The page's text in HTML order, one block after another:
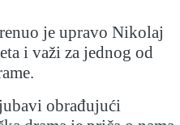
je upravo Nikolaj
i važi za jednog od
obrađujući